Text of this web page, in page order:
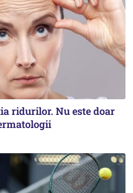
ridurilor. Nu este doar